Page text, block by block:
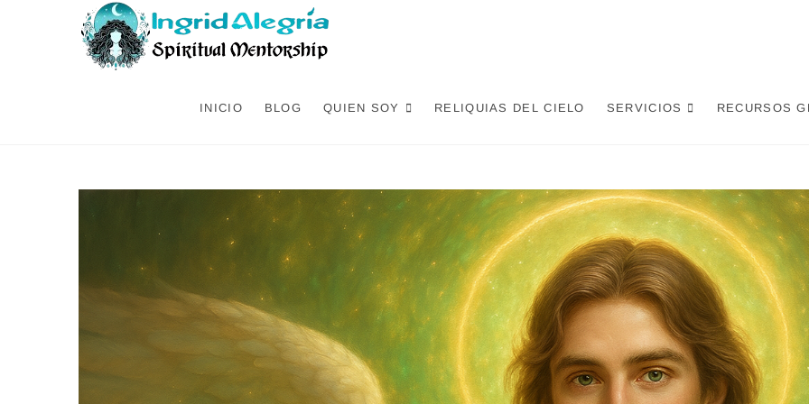
INICIO BLOG QUIEN SOY RELIQUIAS DEL CIELO SERVICIOS RECURSOS